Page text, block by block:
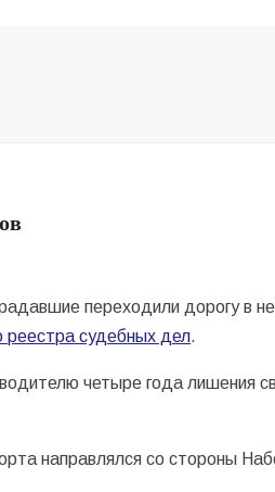
переходили дорогу в
реестра судебных дел.
четыре года лишения
направлялся со стороны